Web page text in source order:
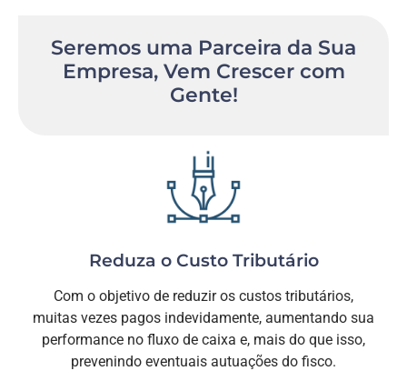
Seremos uma Parceira da Sua
Empresa, Vem Crescer com
Gente!
Reduza o Custo Tributário
Com o objetivo de reduzir os custos tributários,
muitas vezes pagos indevidamente, aumentando sua
performance no fluxo de caixa e, mais do que isso,
prevenindo eventuais autuações do fisco.